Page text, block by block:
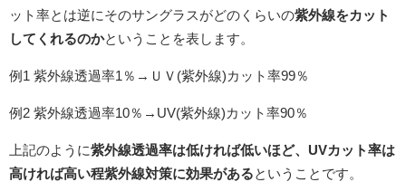
ット率とは逆にそのサングラスがどのくらいの紫外線をカット
してくれるのかということを表します。
例1 紫外線透過率1％→ＵＶ(紫外線)カット率99％
例2 紫外線透過率10％→UV(紫外線)カット率90％
上記のように紫外線透過率は低ければ低いほど、UVカット率は
高ければ高い程紫外線対策に効果があるということです。